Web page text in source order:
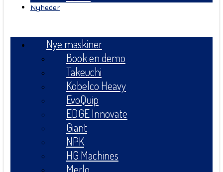
Nyheder
Nye maskiner
Book en demo
Takeuchi
Kobelco Heavy
EvoQuip
EDGE Innovate
Giant
NPK
HG Machines
Merlo